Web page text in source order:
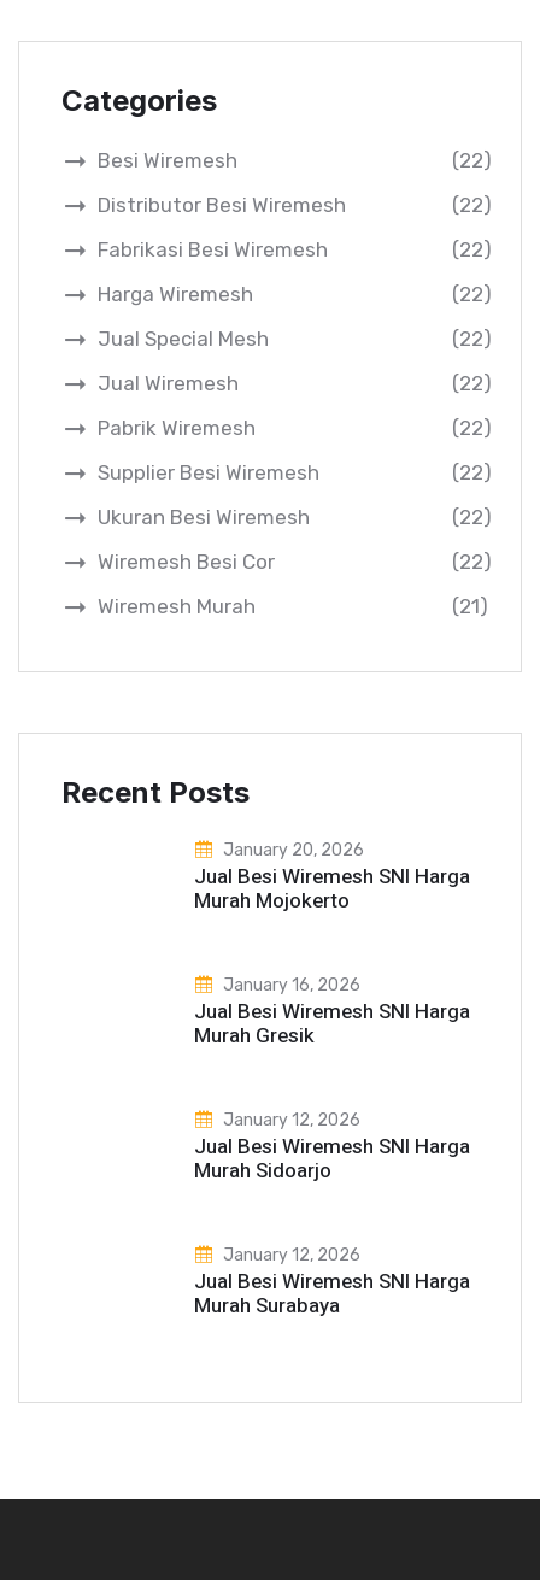
Categories
Besi Wiremesh
(22)
Distributor Besi Wiremesh
(22)
Fabrikasi Besi Wiremesh
(22)
Harga Wiremesh
(22)
Jual Special Mesh
(22)
Jual Wiremesh
(22)
Pabrik Wiremesh
(22)
Supplier Besi Wiremesh
(22)
Ukuran Besi Wiremesh
(22)
Wiremesh Besi Cor
(22)
Wiremesh Murah
(21)
Recent Posts
January 20, 2026
Jual Besi Wiremesh SNI Harga
Murah Mojokerto
January 16, 2026
Jual Besi Wiremesh SNI Harga
Murah Gresik
January 12, 2026
Jual Besi Wiremesh SNI Harga
Murah Sidoarjo
January 12, 2026
Jual Besi Wiremesh SNI Harga
Murah Surabaya